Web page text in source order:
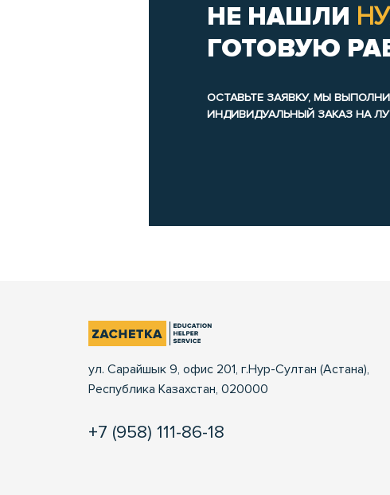
НЕ НАШЛИ
ГОТОВУЮ
ОСТАВЬТЕ ЗАЯВКУ, МЫ
ИНДИВИДУАЛЬНЫЙ ЗАКАЗ НА
ул. Сарайшык 9, офис 201, г.Нур-Султан (Астана),
Республика Казахстан, 020000
+7 (958) 111-86-18